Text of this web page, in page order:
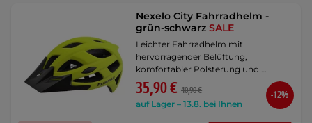
Nexelo City Fahrradhelm -
grün-schwarzSALE
Leichter Fahrradhelm mit
hervorragender Belüftung,
komfortabler Polsterung und …
35,90 € 40,90 €
auf Lager – 13.8. bei Ihnen
-12%